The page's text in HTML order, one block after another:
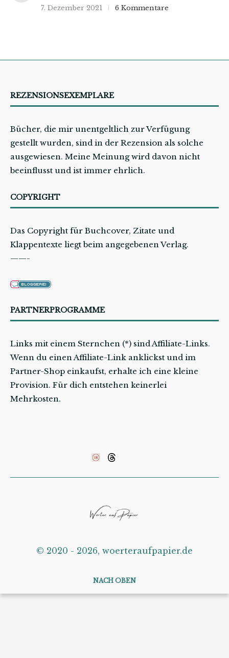
7. Dezember 2021 6 Kommentare
REZENSIONSEXEMPLARE
Bücher, die mir unentgeltlich zur Verfügung
gestellt wurden, sind in der Rezension als solche
ausgewiesen. Meine Meinung wird davon nicht
beeinflusst und ist immer ehrlich.
COPYRIGHT
Das Copyright für Buchcover, Zitate und
Klappentexte liegt beim angegebenen Verlag.
——-
PARTNERPROGRAMME
Links mit einem Sternchen (*) sind Affiliate-Links.
Wenn du einen Affiliate-Link anklickst und im
Partner-Shop einkaufst, erhalte ich eine kleine
Provision. Für dich entstehen keinerlei
Mehrkosten.
©️ 2020 - 2026, woerteraufpapier.de
NACH OBEN